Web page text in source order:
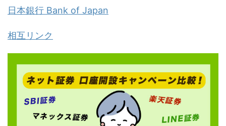
日本銀行 Bank of Japan
相互リンク